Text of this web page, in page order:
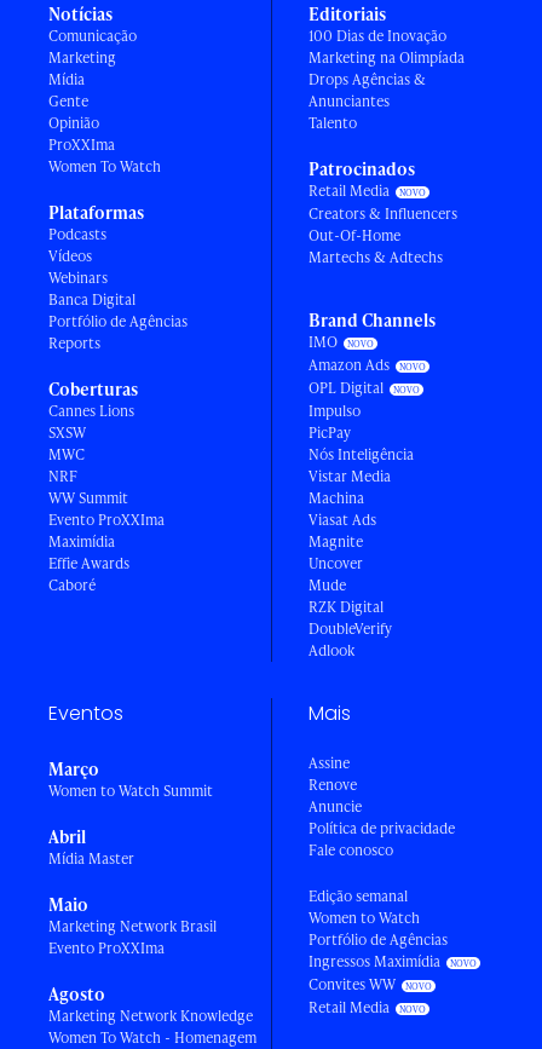
Notícias
Comunicação
Marketing
Mídia
Gente
Opinião
ProXXIma
Women To Watch
Plataformas
Podcasts
Vídeos
Webinars
Banca Digital
Portfólio de Agências
Reports
Coberturas
Cannes Lions
SXSW
MWC
NRF
WW Summit
Evento ProXXIma
Maximídia
Effie Awards
Caboré
Editoriais
100 Dias de Inovação
Marketing na Olimpíada
Drops Agências &
Anunciantes
Talento
Patrocinados
Retail Media
Creators & Influencers
Out-Of-Home
Martechs & Adtechs
Brand Channels
IMO
Amazon Ads
OPL Digital
Impulso
PicPay
Nós Inteligência
Vistar Media
Machina
Viasat Ads
Magnite
Uncover
Mude
RZK Digital
DoubleVerify
Adlook
Eventos
Março
Women to Watch Summit
Abril
Mídia Master
Maio
Marketing Network Brasil
Evento ProXXIma
Agosto
Marketing Network Knowledge
Women To Watch - Homenagem
Mais
Assine
Renove
Anuncie
Política de privacidade
Fale conosco
Edição semanal
Women to Watch
Portfólio de Agências
Ingressos Maximídia
Convites WW
Retail Media